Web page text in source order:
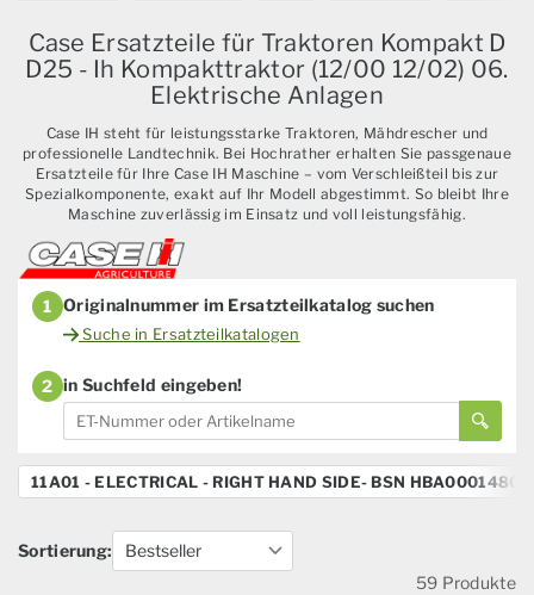
Case Ersatzteile für Traktoren Kompakt D
D25 - Ih Kompakttraktor (12/00 12/02) 06.
Elektrische Anlagen
Case IH steht für leistungsstarke Traktoren, Mähdrescher und
professionelle Landtechnik. Bei Hochrather erhalten Sie passgenaue
Ersatzteile für Ihre Case IH Maschine – vom Verschleißteil bis zur
Spezialkomponente, exakt auf Ihr Modell abgestimmt. So bleibt Ihre
Maschine zuverlässig im Einsatz und voll leistungsfähig.
1 Originalnummer im Ersatzteilkatalog suchen
Suche in Ersatzteilkatalogen
2 in Suchfeld eingeben!
11A01 - ELECTRICAL - RIGHT HAND SIDE- BSN HBA0001480
Sortierung:
59 Produkte